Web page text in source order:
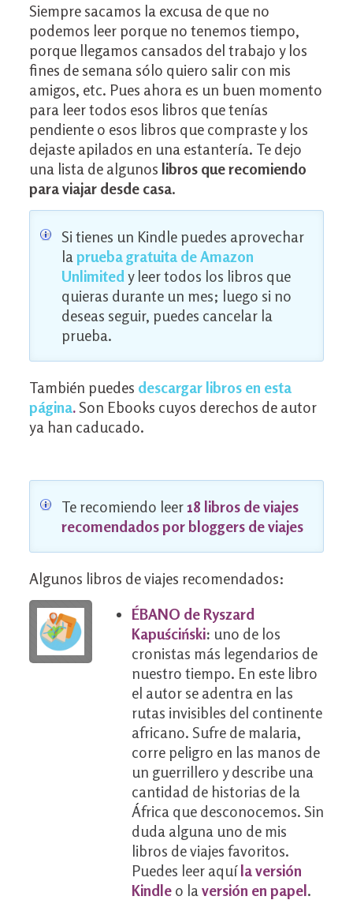
Siempre sacamos la excusa de que no
podemos leer porque no tenemos tiempo,
porque llegamos cansados del trabajo y los
fines de semana sólo quiero salir con mis
amigos, etc. Pues ahora es un buen momento
para leer todos esos libros que tenías
pendiente o esos libros que compraste y los
dejaste apilados en una estantería. Te dejo
una lista de algunos libros que recomiendo
para viajar desde casa.
Si tienes un Kindle puedes aprovechar
la prueba gratuita de Amazon
Unlimited y leer todos los libros que
quieras durante un mes; luego si no
deseas seguir, puedes cancelar la
prueba.
También puedes descargar libros en esta
página.Son Ebooks cuyos derechos de autor
ya han caducado.
Te recomiendo leer18 libros de viajes
recomendados por bloggers de viajes
Algunos libros de viajes recomendados:
ÉBANO de Ryszard
Kapuściński: uno de los
cronistas más legendarios de
nuestro tiempo. En este libro
el autor se adentra en las
rutas invisibles del continente
africano. Sufre de malaria,
corre peligro en las manos de
un guerrillero y describe una
cantidad de historias de la
África que desconocemos. Sin
duda alguna uno de mis
libros de viajes favoritos.
Puedes leer aquíla versión
Kindle o la versión en papel.